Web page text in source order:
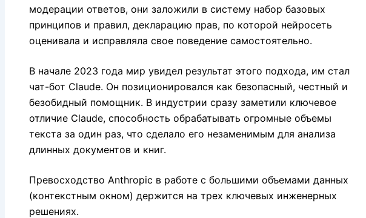
модерации ответов, они заложили в систему набор базовых
принципов и правил, декларацию прав, по которой нейросеть
оценивала и исправляла свое поведение самостоятельно.
В начале 2023 года мир увидел результат этого подхода, им стал
чат-бот Claude. Он позиционировался как безопасный, честный и
безобидный помощник. В индустрии сразу заметили ключевое
отличие Claude, способность обрабатывать огромные объемы
текста за один раз, что сделало его незаменимым для анализа
длинных документов и книг.
Превосходство Anthropic в работе с большими объемами данных
(контекстным окном) держится на трех ключевых инженерных
решениях.